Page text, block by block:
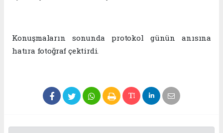
Konuşmaların sonunda protokol günün anısına
hatıra fotoğraf çektirdi.